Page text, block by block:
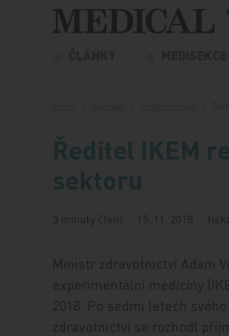
Přeskočit na obsah
Ředitel IKEM
sektoru
3 minuty čtení 15. 11. 2018
Ministr zdravotnictví Adam
experimentální medicíny
2018. Po sedmi letech
zdravotnictví se rozhodl